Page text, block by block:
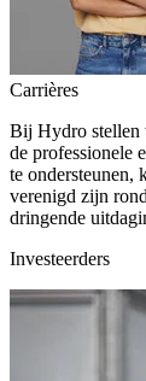
Carrières
Bij Hydro stellen
de professionele
te ondersteunen,
verenigd zijn
dringende
Investeerders